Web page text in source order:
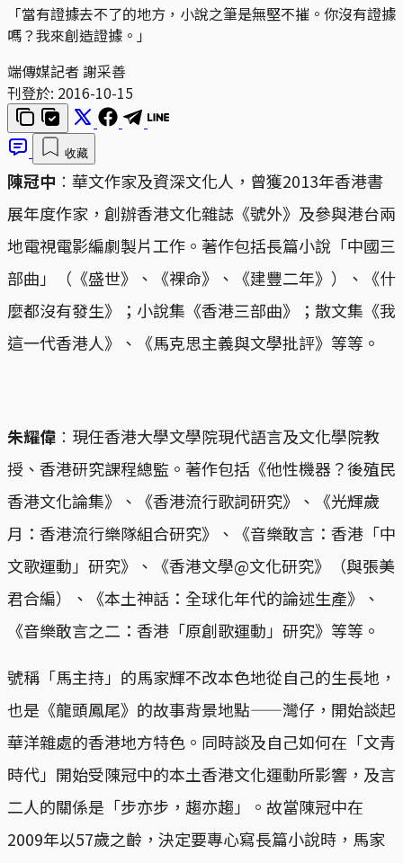
「當有證據去不了的地方，小說之筆是無堅不摧。你沒有證據
嗎？我來創造證據。」
端傳媒記者 謝采善
刊登於: 2016-10-15
收藏
陳冠中 ︰華文作家及資深文化人，曾獲2013年香港書
展年度作家，創辦香港文化雜誌《號外》及參與港台兩
地電視電影編劇製片工作。著作包括長篇小說「中國三
部曲」（《盛世》、《裸命》、《建豐二年》）、《什
麼都沒有發生》；小說集《香港三部曲》；散文集《我
這一代香港人》、《馬克思主義與文學批評》等等。
朱耀偉 ︰現任香港大學文學院現代語言及文化學院教
授、香港研究課程總監。著作包括《他性機器？後殖民
香港文化論集》、《香港流行歌詞研究》、《光輝歲
月：香港流行樂隊組合研究》、《音樂敢言：香港「中
文歌運動」研究》、《香港文學@文化研究》（與張美
君合編）、《本土神話：全球化年代的論述生產》、
《音樂敢言之二：香港「原創歌運動」研究》等等。
號稱「馬主持」的馬家輝不改本色地從自己的生長地，
也是《龍頭鳳尾》的故事背景地點——灣仔，開始談起
華洋雜處的香港地方特色。同時談及自己如何在「文青
時代」開始受陳冠中的本土香港文化運動所影響，及言
二人的關係是「步亦步，趨亦趨」。故當陳冠中在
2009年以57歲之齡，決定要專心寫長篇小說時，馬家